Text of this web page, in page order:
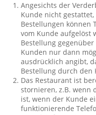
Angesichts der
Kunde nicht
Bestellungen können
vom Kunde aufgelöst
Bestellung
Kunden nur dann
ausdrücklich angibt,
Bestellung durch den
Das Restaurant ist
stornieren, z.B. wenn
ist, wenn der Kunde
funktionierende